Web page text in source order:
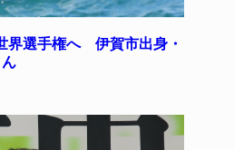
界選手権へ 伊賀市出身・